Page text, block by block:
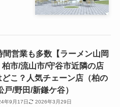
間営業も多数【ラーメン山岡
柏市/流山市/守谷市近隣の店
どこ？人気チェーン店（柏の
戸/野田/新鎌ケ谷）
年9月17日 2026年3月29日